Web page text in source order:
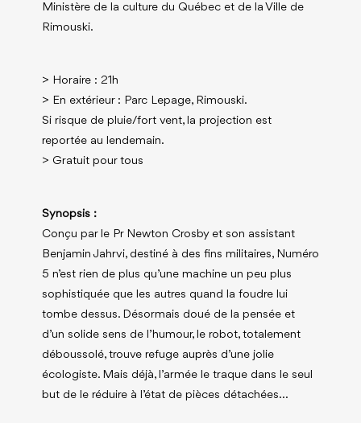
Ministère de la culture du Québec et de la Ville de
Rimouski.
> Horaire : 21h
> En extérieur : Parc Lepage, Rimouski.
Si risque de pluie/fort vent, la projection est
reportée au lendemain.
> Gratuit pour tous
Synopsis :
Conçu par le Pr Newton Crosby et son assistant
Benjamin Jahrvi, destiné à des fins militaires, Numéro
5 n’est rien de plus qu’une machine un peu plus
sophistiquée que les autres quand la foudre lui
tombe dessus. Désormais doué de la pensée et
d’un solide sens de l’humour, le robot, totalement
déboussolé, trouve refuge auprès d’une jolie
écologiste. Mais déjà, l’armée le traque dans le seul
but de le réduire à l’état de pièces détachées…